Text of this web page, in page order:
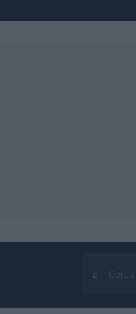
⌕
Cerca